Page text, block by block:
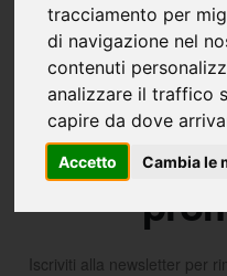
tracciamento per
di navigazione nel
contenuti
analizzare il traffico
capire da dove
Accetto Cambia le
Home Iscrizione
Ricevi le
Iscriviti alla newsletter per